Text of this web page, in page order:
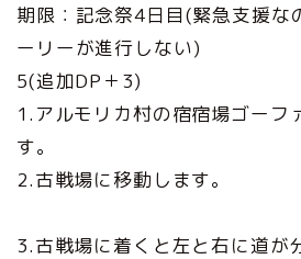
期限：記念祭4日目(緊急支援な
ーリーが進行しない)
5(追加DP＋3)
1.アルモリカ村の宿宿場ゴーフ
す。
2.古戦場に移動します。
3.古戦場に着くと左と右に道が